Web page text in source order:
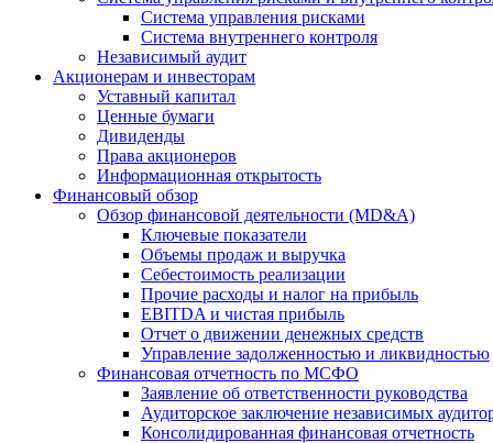
Система управления рисками
Система внутреннего контроля
Независимый аудит
Акционерам и инвесторам
Уставный капитал
Ценные бумаги
Дивиденды
Права акционеров
Информационная открытость
Финансовый обзор
Обзор финансовой деятельности (MD&A)
Ключевые показатели
Объемы продаж и выручка
Себестоимость реализации
Прочие расходы и налог на прибыль
EBITDA и чистая прибыль
Отчет о движении денежных средств
Управление задолженностью и ликвидностью
Финансовая отчетность по МСФО
Заявление об ответственности руководства
Аудиторское заключение независимых
Консолидированная финансовая отчетность